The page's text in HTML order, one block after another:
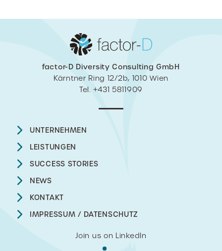
factor-D Diversity Consulting GmbH
Kärntner Ring 12/2b, 1010 Wien
Tel. +431 5811909
UNTERNEHMEN
LEISTUNGEN
SUCCESS STORIES
NEWS
KONTAKT
IMPRESSUM / DATENSCHUTZ
Join us on LinkedIn